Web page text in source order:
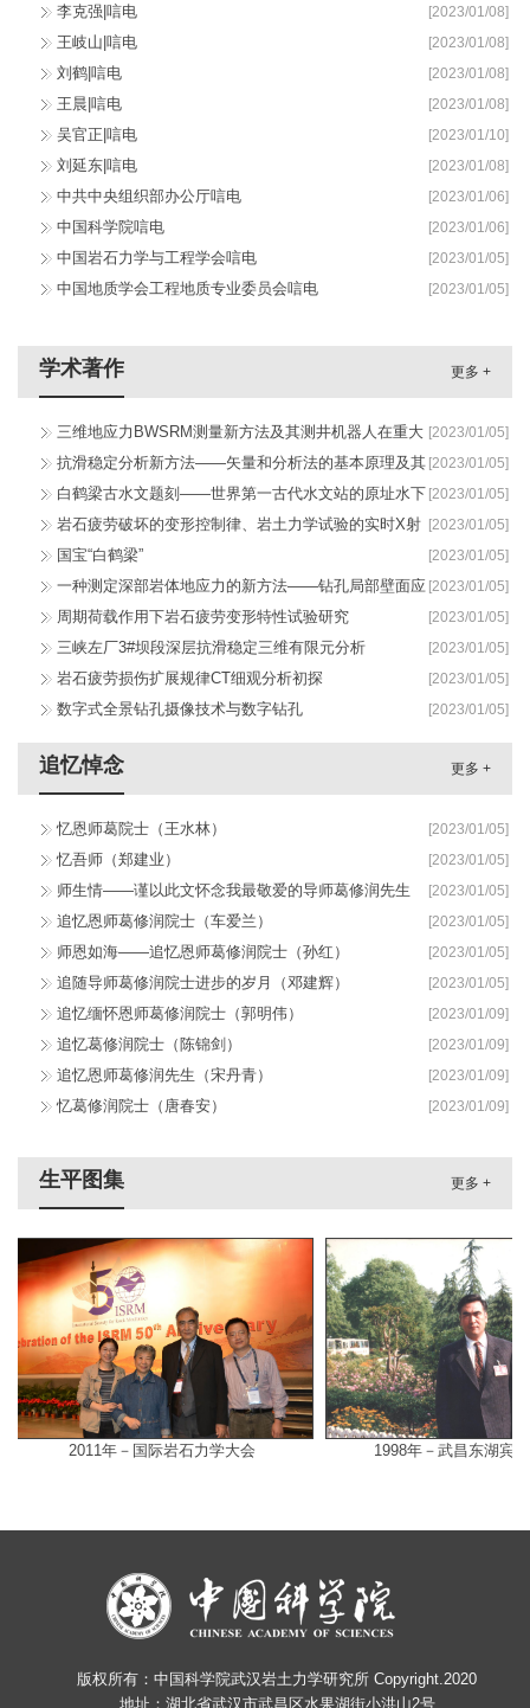
[2023/01/08]
李克强|唁电
[2023/01/08]
王岐山|唁电
[2023/01/08]
刘鹤|唁电
[2023/01/08]
王晨|唁电
[2023/01/10]
吴官正|唁电
[2023/01/08]
刘延东|唁电
[2023/01/06]
中共中央组织部办公厅唁电
[2023/01/06]
中国科学院唁电
[2023/01/05]
中国岩石力学与工程学会唁电
[2023/01/05]
中国地质学会工程地质专业委员会唁电
学术著作 更多 +
[2023/01/05]
三维地应力BWSRM测量新方法及其测井机器人在重大
工程中的应用
[2023/01/05]
抗滑稳定分析新方法——矢量和分析法的基本原理及其
应用
[2023/01/05]
白鹤梁古水文题刻——世界第一古代水文站的原址水下
保护工程
[2023/01/05]
岩石疲劳破坏的变形控制律、岩土力学试验的实时X射
线CT扫描和边坡坝基...
[2023/01/05]
国宝“白鹤梁”
[2023/01/05]
一种测定深部岩体地应力的新方法——钻孔局部壁面应
力全解除法
[2023/01/05]
周期荷载作用下岩石疲劳变形特性试验研究
[2023/01/05]
三峡左厂3#坝段深层抗滑稳定三维有限元分析
[2023/01/05]
岩石疲劳损伤扩展规律CT细观分析初探
[2023/01/05]
数字式全景钻孔摄像技术与数字钻孔
追忆悼念 更多 +
[2023/01/05]
忆恩师葛院士（王水林）
[2023/01/05]
忆吾师（郑建业）
[2023/01/05]
师生情——谨以此文怀念我最敬爱的导师葛修润先生
（曹建春）
[2023/01/05]
追忆恩师葛修润院士（车爱兰）
[2023/01/05]
师恩如海——追忆恩师葛修润院士（孙红）
[2023/01/05]
追随导师葛修润院士进步的岁月（邓建辉）
[2023/01/09]
追忆缅怀恩师葛修润院士（郭明伟）
[2023/01/09]
追忆葛修润院士（陈锦剑）
[2023/01/09]
追忆恩师葛修润先生（宋丹青）
[2023/01/09]
忆葛修润院士（唐春安）
生平图集 更多 +
2011年－国际岩石力学大会 1998年－武昌东湖宾馆
版权所有：中国科学院武汉岩土力学研究所 Copyright.2020
地址：湖北省武汉市武昌区水果湖街小洪山2号